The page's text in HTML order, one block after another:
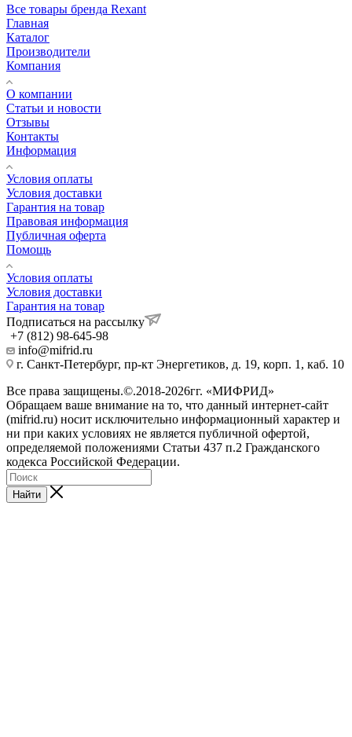
Все товары бренда Rexant
Главная
Каталог
Производители
Компания
О компании
Статьи и новости
Отзывы
Контакты
Информация
Условия оплаты
Условия доставки
Гарантия на товар
Правовая информация
Публичная оферта
Помощь
Условия оплаты
Условия доставки
Гарантия на товар
Подписаться на рассылку
+7 (812) 98-645-98
info@mifrid.ru
г. Санкт-Петербург, пр-кт Энергетиков, д. 19, корп. 1, каб. 10
Все права защищены.©.2018-2026гг. «МИФРИД»
Обращаем ваше внимание на то, что данный интернет-сайт
(mifrid.ru) носит исключительно информационный характер и
ни при каких условиях не является публичной офертой,
определяемой положениями Статьи 437 п.2 Гражданского
кодекса Российской Федерации.
Найти